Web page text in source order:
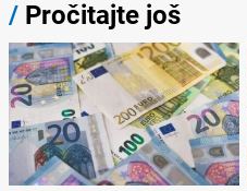
/ Pročitajte još